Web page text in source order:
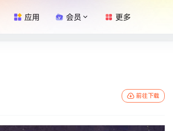
应用 会员 更多
前往下载